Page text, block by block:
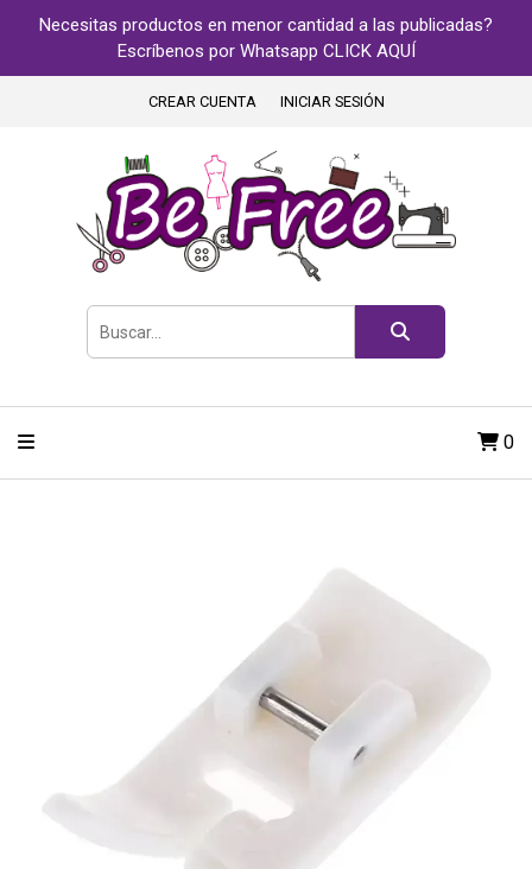
Necesitas productos en menor cantidad a las publicadas?
Escríbenos por Whatsapp CLICK AQUÍ
CREAR CUENTA INICIAR SESIÓN
0